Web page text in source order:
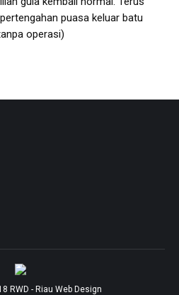
puasa keluar batu
operasi)
RWD - Riau Web Design